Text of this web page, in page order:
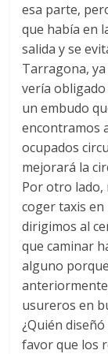
esa parte,
que había en
salida y se
Tarragona,
vería
un embudo
encontramos
ocupados
mejorará la
Por otro lado,
coger taxis en
dirigimos al
que caminar
alguno
usureros en
¿Quién
favor que los